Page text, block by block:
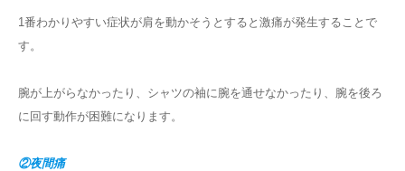
1番わかりやすい症状が肩を動かそうとすると激痛が発生することで
す。
腕が上がらなかったり、シャツの袖に腕を通せなかったり、腕を後ろ
に回す動作が困難になります。
②夜間痛